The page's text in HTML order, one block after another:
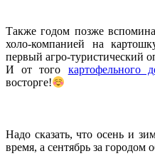
Также годом позже
холо-компанией на
первый агро-туристический
И от того картофельного
восторге!
Надо сказать, что осень и
время, а сентябрь за городом